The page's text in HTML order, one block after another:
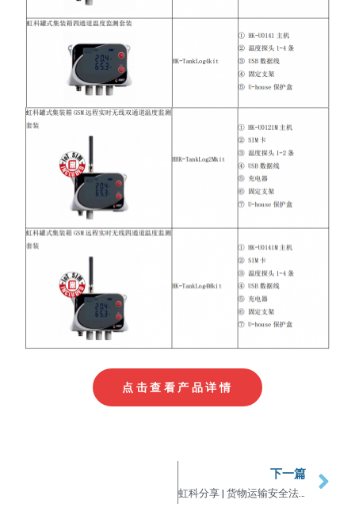
点击查看产品详情
下一篇
虹科分享 | 货物运输安全法规及航运鉴定报告解读